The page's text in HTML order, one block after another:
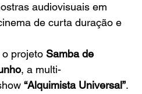
audiovisuais em
de curta duração e
o projeto Samba de
, a multi-
“Alquimista Universal”.